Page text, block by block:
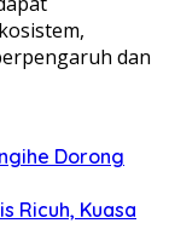
dan
Dorong
Ricuh, Kuasa